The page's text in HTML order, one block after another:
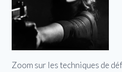
Zoom sur les techniques de